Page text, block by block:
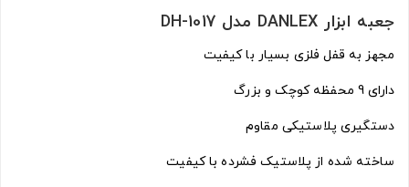
جعبه ابزار DANLEX مدل DH-1017
مجهز به قفل فلزی بسیار با کیفیت
دارای 9 محفظه کوچک و بزرگ
دستگیری پلاستیکی مقاوم
ساخته شده از پلاستیک فشرده با کیفیت